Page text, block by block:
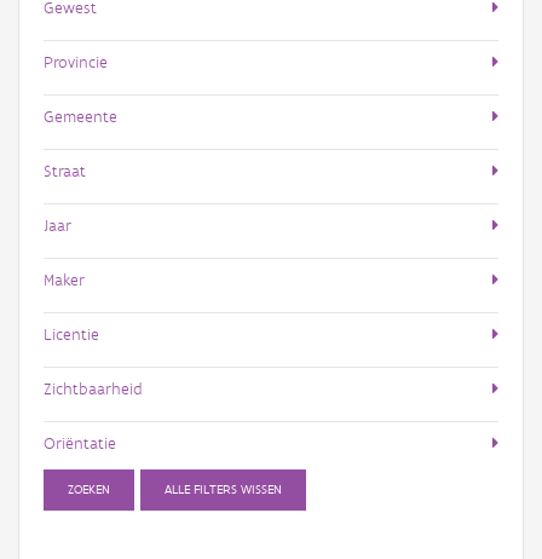
Gewest
Provincie
Gemeente
Straat
Jaar
Maker
Licentie
Zichtbaarheid
Oriëntatie
ZOEKEN ALLE FILTERS WISSEN